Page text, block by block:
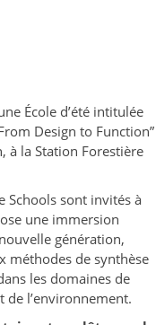
École d’été intitulée
Design to Function”
à la Station Forestière
Schools sont invités à
une immersion
génération,
méthodes de synthèse
les domaines de
de l’environnement.